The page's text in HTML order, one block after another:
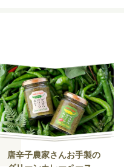
唐辛子農家さんお手製の